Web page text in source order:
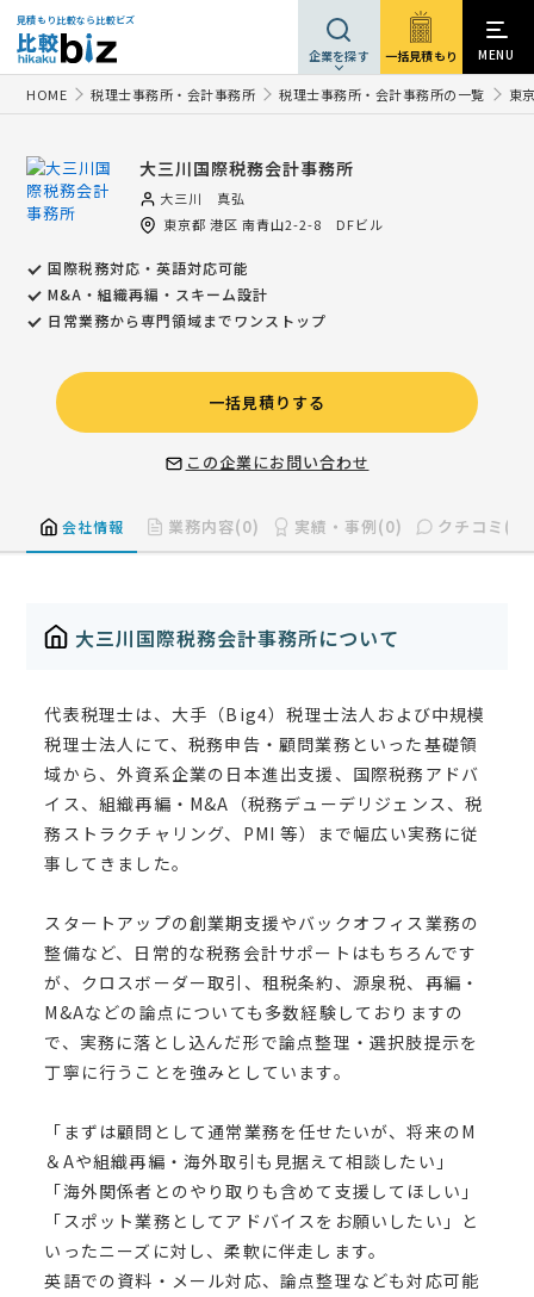
見積もり比較なら比較ビズ
企業を探す 一括見積もり MENU
HOME 税理士事務所・会計事務所 税理士事務所・会計事務所の一覧 東
大三川国際税務会計事務所
大三川 真弘
東京都 港区 南青山2-2-8 DFビル
国際税務対応・英語対応可能
M&A・組織再編・スキーム設計
日常業務から専門領域までワンストップ
一括見積りする
この企業にお問い合わせ
会社情報 業務内容(0) 実績・事例(0) クチコミ(0)
大三川国際税務会計事務所について
代表税理士は、大手（Big4）税理士法人および中規模
税理士法人にて、税務申告・顧問業務といった基礎領
域から、外資系企業の日本進出支援、国際税務アドバ
イス、組織再編・M&A（税務デューデリジェンス、税
務ストラクチャリング、PMI 等）まで幅広い実務に従
事してきました。
スタートアップの創業期支援やバックオフィス業務の
整備など、日常的な税務会計サポートはもちろんです
が、クロスボーダー取引、租税条約、源泉税、再編・
M&Aなどの論点についても多数経験しておりますの
で、実務に落とし込んだ形で論点整理・選択肢提示を
丁寧に行うことを強みとしています。
「まずは顧問として通常業務を任せたいが、将来のM
＆Aや組織再編・海外取引も見据えて相談したい」
「海外関係者とのやり取りも含めて支援してほしい」
「スポット業務としてアドバイスをお願いしたい」と
いったニーズに対し、柔軟に伴走します。
英語での資料・メール対応、論点整理なども対応可能